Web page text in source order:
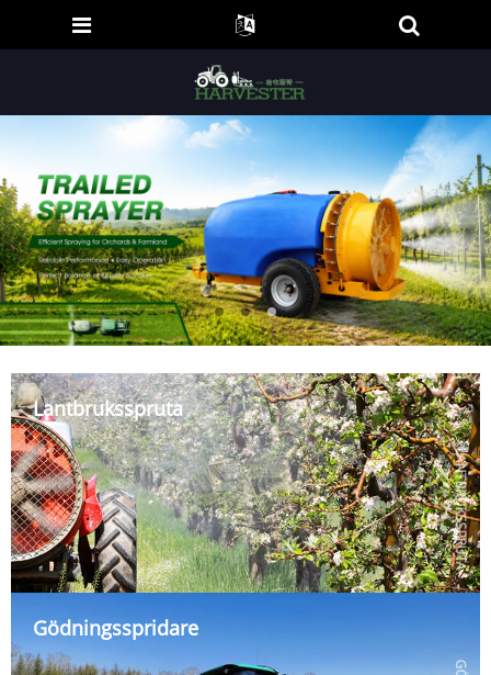
Lantbruksspruta
LANTBRUKSSPRUTA
Gödningsspridare